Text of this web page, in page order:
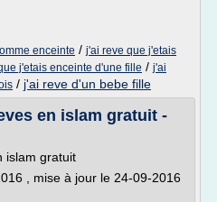
enceinte / j'ai reve que j'etais
j'etais enceinte d'une fille / j'ai
/ j'ai reve d'un bebe fille
en islam gratuit -
islam gratuit
, mise à jour le 24-09-2016